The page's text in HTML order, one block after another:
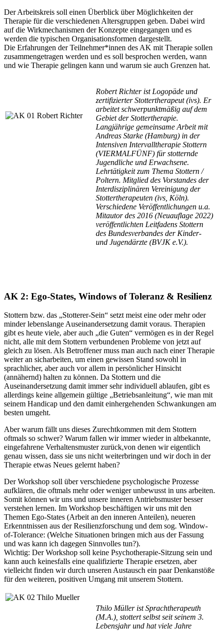
Der Arbeitskreis soll einen Überblick über Möglichkeiten der
Therapie für die verschiedenen Altersgruppen geben. Dabei wird
auf die Wirkmechanismen der Konzepte eingegangen und es
werden die typischen Organisationsformen dargestellt.
Die Erfahrungen der Teilnehmer*innen des AK mit Therapie sollen
zusammengetragen werden und es soll besprochen werden, wann
und wie Therapie gelingen kann und warum sie auch Grenzen hat.
Robert Richter ist Logopäde und
zertifizierter Stottertherapeut (ivs). Er
arbeitet schwerpunktmäßig auf dem
Gebiet der Stottertherapie.
Langjährige gemeinsame Arbeit mit
Andreas Starke (Hamburg) in der
Intensiven Intervalltherapie Stottern
(VIERMALFÜNF) für stotternde
Jugendliche und Erwachsene.
Lehrtätigkeit zum Thema Stottern /
Poltern. Mitglied des Vorstandes der
Interdisziplinären Vereinigung der
Stottertherapeuten (ivs, Köln).
Verschiedene Veröffentlichungen u.a.
Mitautor des 2016 (Neuauflage 2022)
veröffentlichten Leitfadens Stottern
des Bundesverbandes der Kinder-
und Jugendärzte (BVJK e.V.).
AK 2: Ego-States, Windows of Toleranz & Resilienz
Stottern bzw. das „Stotterer-Sein“ setzt meist eine oder mehr oder
minder lebenslange Auseinandersetzung damit voraus. Therapien
gibt es heute viele, aber auch „die Guten“ vermögen es in der Regel
nicht, alle mit dem Stottern verbundenen Probleme von jetzt auf
gleich zu lösen. Als Betroffener muss man auch nach einer Therapie
weiter an sicharbeiten, um einen gewissen Stand sowohl in
sprachlicher, aber auch vor allem in persönlicher Hinsicht
(annähernd) halten zu können. Da Stottern und die
Auseinandersetzung damit immer sehr individuell ablaufen, gibt es
allerdings keine allgemein gültige „Betriebsanleitung“, wie man mit
seinem Handicap und den damit einhergehenden Schwankungen am
besten umgeht.
Aber warum fällt uns dieses Zurechtkommen mit dem Stottern
oftmals so schwer? Warum fallen wir immer wieder in altbekannte,
eingefahrene Verhaltensmuster zurück,von denen wir eigentlich
genau wissen, dass sie uns nicht weiterbringen und wir doch in der
Therapie etwas Neues gelernt haben?
Der Workshop soll über verschiedene psychologische Prozesse
aufklären, die oftmals mehr oder weniger unbewusst in uns arbeiten.
Somit können wir uns und unsere inneren Antriebsmuster besser
verstehen lernen. Im Workshop beschäftigen wir uns mit den
Themen Ego-States (Arbeit an den inneren Anteilen), neueren
Erkenntnissen aus der Resilienzforschung und dem sog. Window-
of-Tolerance: (Welche Situationen bringen mich aus der Fassung
und was kann ich dagegen Sinnvolles tun?).
Wichtig: Der Workshop soll keine Psychotherapie-Sitzung sein und
kann auch keinesfalls eine qualifizierte Therapie ersetzen, aber
vielleicht finden wir durch unseren Austausch ein paar Denkanstöße
für den weiteren, positiven Umgang mit unserem Stottern.
Thilo Müller ist Sprachtherapeuth
(M.A.), stottert selbst seit seinem 3.
Lebensjahr und hat viele Jahre